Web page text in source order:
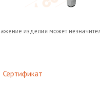
изделия может
Сертификат